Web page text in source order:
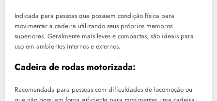
Indicada para pessoas que possuem condição física para
movimentar a cadeira utilizando seus próprios membros
superiores. Geralmente mais leves e compactas, são ideais para
uso em ambientes internos e externos.
Cadeira de rodas motorizada:
Recomendada para pessoas com dificuldades de locomoção ou